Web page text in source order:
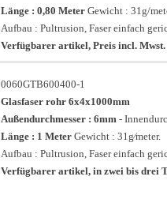
Länge : 0,80 Meter Gewicht : 31g/
Aufbau : Pultrusion, Faser einfach
Verfügbarer artikel, Preis incl. Mwst.
0060GTB600400-1
Glasfaser rohr 6x4x1000mm
Außendurchmesser : 6mm -
Länge : 1 Meter Gewicht : 31g⁄meter.
Aufbau : Pultrusion, Faser einfach
Verfügbarer artikel, in zwei bis drei